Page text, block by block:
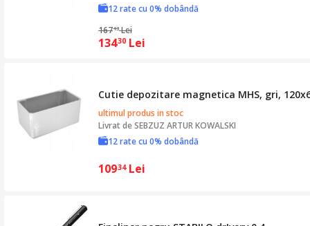
12 rate cu 0% dobândă
16713 Lei
13430 Lei
Cutie depozitare magnetica MHS, gri,
ultimul produs in stoc
Livrat deSEBZUZ ARTUR KOWALSKI
12 rate cu 0% dobândă
10934 Lei